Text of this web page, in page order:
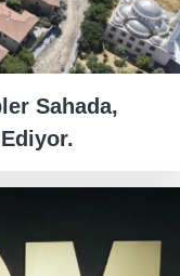
Sahada,